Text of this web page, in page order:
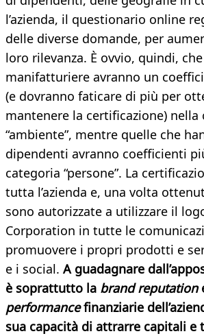
l’azienda, il questionario online
delle diverse domande, per
loro rilevanza. È ovvio, quindi,
manifatturiere avranno un
(e dovranno faticare di più per
mantenere la certificazione) nella
“ambiente”, mentre quelle che
dipendenti avranno coefficienti
categoria “persone”. La
tutta l’azienda e, una volta
sono autorizzate a utilizzare il
Corporation in tutte le
promuovere i propri prodotti e
e i social. A guadagnare
è soprattutto la brand reputation
performancefinanziarie
sua capacità di attrarre capitali e